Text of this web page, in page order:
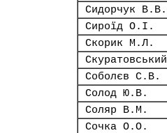
Сидорчук В.В.
Сироїд О.І.
Скорик М.Л.
Соболєв С.В.
Солод Ю.В.
Соляр В.М.
Сочка О.О.